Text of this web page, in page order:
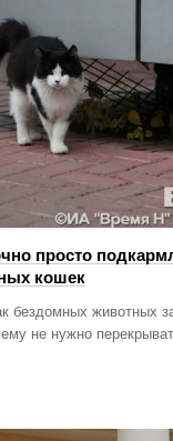
просто
кошек
бездомных животных
не нужно